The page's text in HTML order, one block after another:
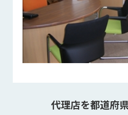
代理店を都道府